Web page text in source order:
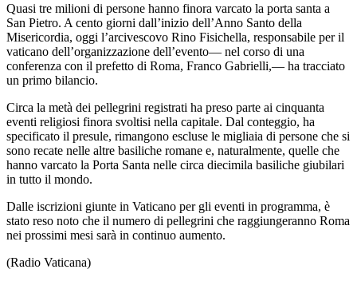
Quasi tre milioni di persone hanno finora varcato la porta santa a
San Pietro. A cento giorni dall’inizio dell’Anno Santo della
Misericordia, oggi l’arcivescovo Rino Fisichella, responsabile per il
vaticano dell’organizzazione dell’evento— nel corso di una
conferenza con il prefetto di Roma, Franco Gabrielli,— ha tracciato
un primo bilancio.
Circa la metà dei pellegrini registrati ha preso parte ai cinquanta
eventi religiosi finora svoltisi nella capitale. Dal conteggio, ha
specificato il presule, rimangono escluse le migliaia di persone che si
sono recate nelle altre basiliche romane e, naturalmente, quelle che
hanno varcato la Porta Santa nelle circa diecimila basiliche giubilari
in tutto il mondo.
Dalle iscrizioni giunte in Vaticano per gli eventi in programma, è
stato reso noto che il numero di pellegrini che raggiungeranno Roma
nei prossimi mesi sarà in continuo aumento.
(Radio Vaticana)